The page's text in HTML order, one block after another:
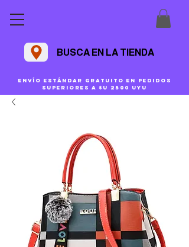
Envío estándar gratuito en pedidos
superiores a $U 2500 uyu
BUSCA EN LA TIENDA